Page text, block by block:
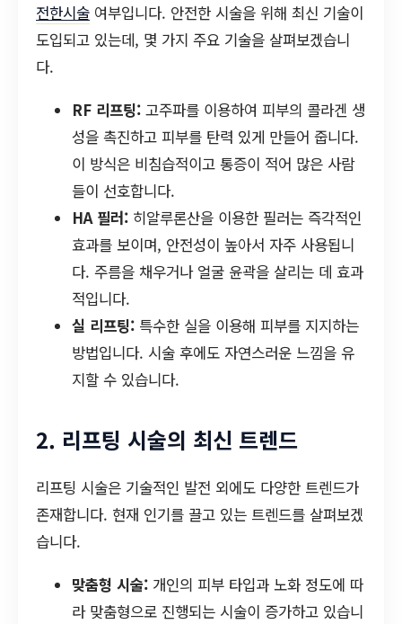
전한시술 여부입니다. 안전한 시술을 위해 최신 기술이
도입되고 있는데, 몇 가지 주요 기술을 살펴보겠습니
다.
RF 리프팅: 고주파를 이용하여 피부의 콜라겐 생
성을 촉진하고 피부를 탄력 있게 만들어 줍니다.
이 방식은 비침습적이고 통증이 적어 많은 사람
들이 선호합니다.
HA 필러: 히알루론산을 이용한 필러는 즉각적인
효과를 보이며, 안전성이 높아서 자주 사용됩니
다. 주름을 채우거나 얼굴 윤곽을 살리는 데 효과
적입니다.
실 리프팅: 특수한 실을 이용해 피부를 지지하는
방법입니다. 시술 후에도 자연스러운 느낌을 유
지할 수 있습니다.
2. 리프팅 시술의 최신 트렌드
리프팅 시술은 기술적인 발전 외에도 다양한 트렌드가
존재합니다. 현재 인기를 끌고 있는 트렌드를 살펴보겠
습니다.
맞춤형 시술: 개인의 피부 타입과 노화 정도에 따
라 맞춤형으로 진행되는 시술이 증가하고 있습니